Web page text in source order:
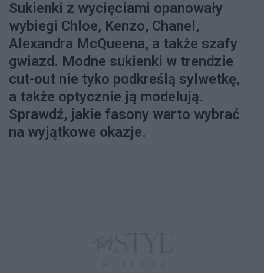
Sukienki z wycięciami opanowały
wybiegi Chloe, Kenzo, Chanel,
Alexandra McQueena, a także szafy
gwiazd. Modne sukienki w trendzie
cut-out nie tyko podkreślą sylwetkę,
a także optycznie ją modelują.
Sprawdź, jakie fasony warto wybrać
na wyjątkowe okazje.